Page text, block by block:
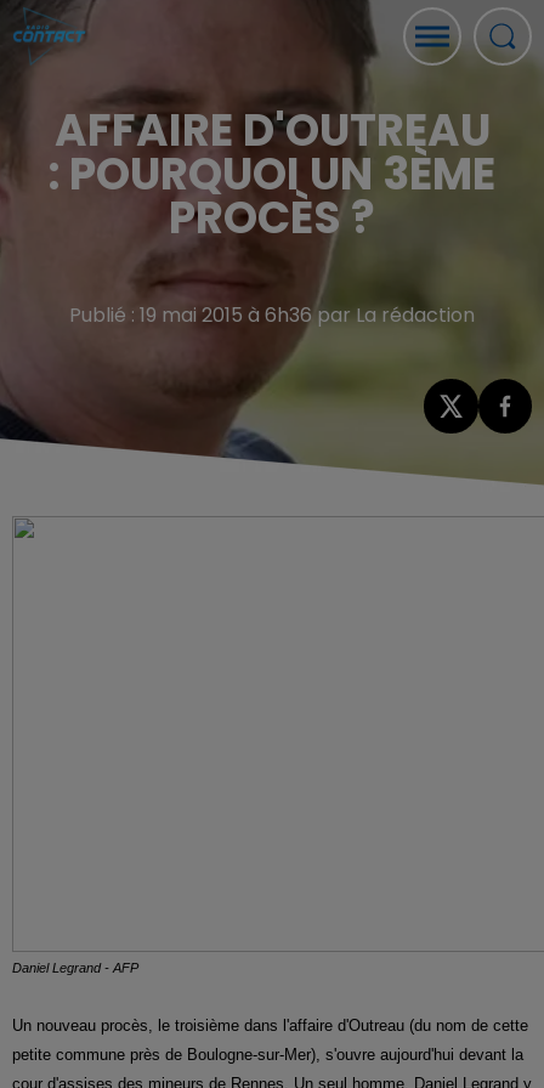
AFFAIRE D'OUTREAU
: POURQUOI UN 3ÈME
PROCÈS ?
Publié : 19 mai 2015 à 6h36 par La rédaction
Daniel Legrand - AFP
Un nouveau procès, le troisième dans l'affaire d'Outreau (du nom de cette
petite commune près de Boulogne-sur-Mer), s'ouvre aujourd'hui devant la
cour d'assises des mineurs de Rennes. Un seul homme, Daniel Legrand y